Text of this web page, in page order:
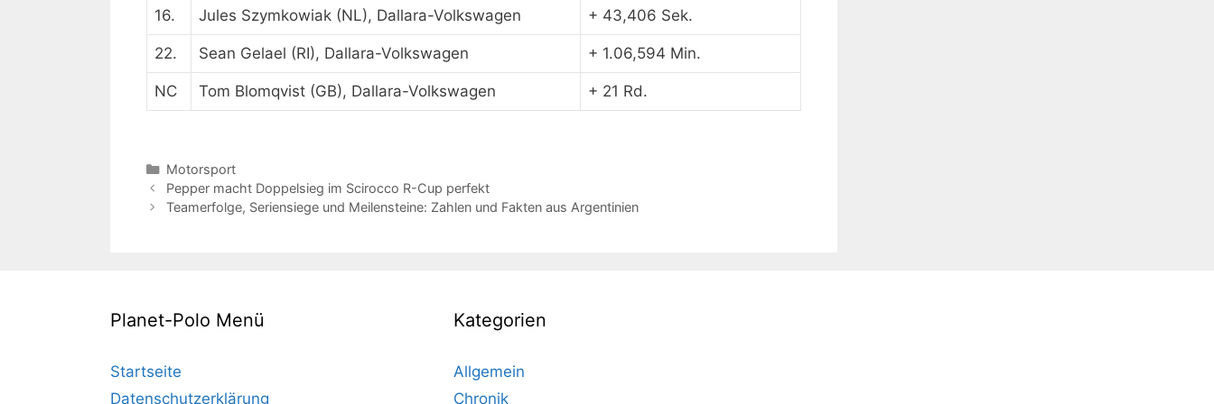
16. Jules Szymkowiak (NL), Dallara-Volkswagen + 43,406 Sek.
22. Sean Gelael (RI), Dallara-Volkswagen + 1.06,594 Min.
NC Tom Blomqvist (GB), Dallara-Volkswagen + 21 Rd.
Kategorien
Motorsport
Pepper macht Doppelsieg im Scirocco R-Cup perfekt
Teamerfolge, Seriensiege und Meilensteine: Zahlen und Fakten aus Argentinien
Planet-Polo Menü
Startseite
Datenschutzerklärung
Kategorien
Allgemein
Chronik